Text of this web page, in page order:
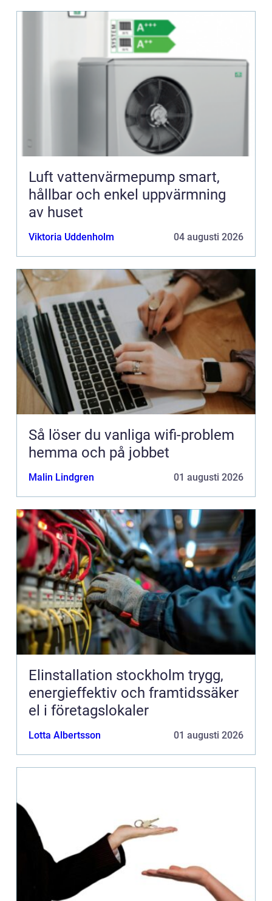
Luft vattenvärmepump smart,
hållbar och enkel uppvärmning
av huset
Viktoria Uddenholm 04 augusti 2026
Så löser du vanliga wifi-problem
hemma och på jobbet
Malin Lindgren 01 augusti 2026
Elinstallation stockholm trygg,
energieffektiv och framtidssäker
el i företagslokaler
Lotta Albertsson 01 augusti 2026